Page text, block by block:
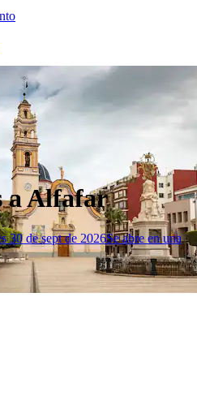
a Alfafar
30 de sept de 2026Se abre en una